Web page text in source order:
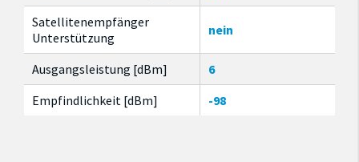
Satellitenempfänger
Unterstützung
nein
Ausgangsleistung [dBm]
6
Empfindlichkeit [dBm]
-98